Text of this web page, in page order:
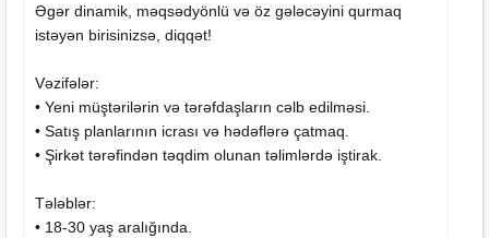
Əgər dinamik, məqsədyönlü və öz gələcəyini qurmaq
istəyən birisinizsə, diqqət!
Vəzifələr:
• Yeni müştərilərin və tərəfdaşların cəlb edilməsi.
• Satış planlarının icrası və hədəflərə çatmaq.
• Şirkət tərəfindən təqdim olunan təlimlərdə iştirak.
Tələblər:
• 18-30 yaş aralığında.